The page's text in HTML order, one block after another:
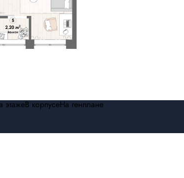
этажеВ корпусеНа генплане